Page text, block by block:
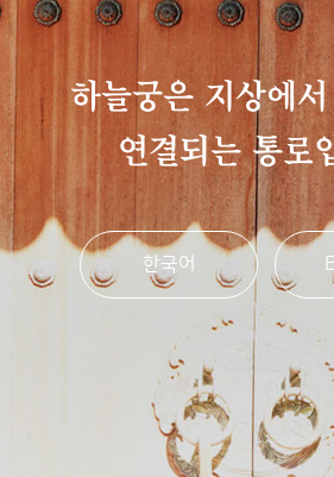
하늘궁은 지상에
연결되는 통로
한국어